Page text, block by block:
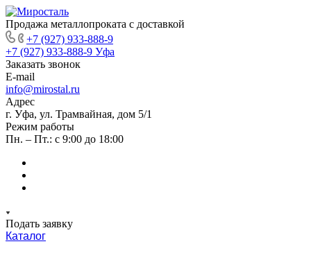
Продажа металлопроката с доставкой
+7 (927) 933-888-9
+7 (927) 933-888-9 Уфа
Заказать звонок
E-mail
info@mirostal.ru
Адрес
г. Уфа, ул. Трамвайная, дом 5/1
Режим работы
Пн. – Пт.: с 9:00 до 18:00
Подать заявку
Каталог